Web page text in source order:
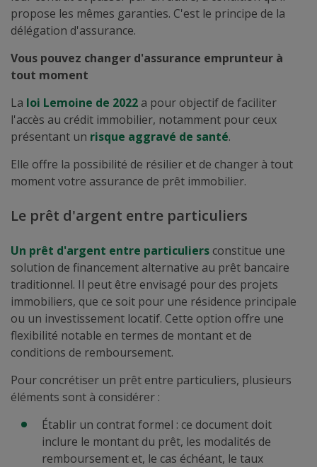
propose les mêmes garanties. C'est le principe de la
délégation d'assurance.
Vous pouvez changer d'assurance emprunteur à
tout moment
La loi Lemoine de 2022 a pour objectif de faciliter
l'accès au crédit immobilier, notamment pour ceux
présentant un risque aggravé de santé.
Elle offre la possibilité de résilier et de changer à tout
moment votre assurance de prêt immobilier.
Le prêt d'argent entre particuliers
Un prêt d'argent entre particuliers constitue une
solution de financement alternative au prêt bancaire
traditionnel. Il peut être envisagé pour des projets
immobiliers, que ce soit pour une résidence principale
ou un investissement locatif. Cette option offre une
flexibilité notable en termes de montant et de
conditions de remboursement.
Pour concrétiser un prêt entre particuliers, plusieurs
éléments sont à considérer :
Établir un contrat formel : ce document doit
inclure le montant du prêt, les modalités de
remboursement et, le cas échéant, le taux